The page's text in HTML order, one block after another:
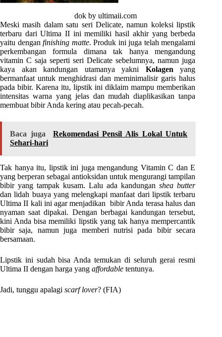
dok by ultimaii.com
Meski masih dalam satu seri Delicate, namun koleksi lipstik
terbaru dari Ultima II ini memiliki hasil akhir yang berbeda
yaitu denganfinishing matte. Produk ini juga telah mengalami
perkembangan formula dimana tak hanya mengandung
vitamin C saja seperti seri Delicate sebelumnya, namun juga
kaya akan kandungan utamanya yakni Kolagen yang
bermanfaat untuk menghidrasi dan meminimalisir garis halus
pada bibir. Karena itu, lipstik ini diklaim mampu memberikan
intensitas warna yang jelas dan mudah diaplikasikan tanpa
membuat bibir Anda kering atau pecah-pecah.
Baca juga
Rekomendasi Pensil Alis Lokal Untuk
Sehari-hari
Tak hanya itu, lipstik ini juga mengandung Vitamin C dan E
yang berperan sebagai antioksidan untuk mengurangi tampilan
bibir yang tampak kusam. Lalu ada kandunganshea butter
dan lidah buaya yang melengkapi manfaat dari lipstik terbaru
Ultima II kali ini agar menjadikan bibir Anda terasa halus dan
nyaman saat dipakai. Dengan berbagai kandungan tersebut,
kini Anda bisa memiliki lipstik yang tak hanya mempercantik
bibir saja, namun juga memberi nutrisi pada bibir secara
bersamaan.
Lipstik ini sudah bisa Anda temukan di seluruh gerai resmi
Ultima II dengan harga yang affordable tentunya.
Jadi, tunggu apalagi scarf lover? (FIA)